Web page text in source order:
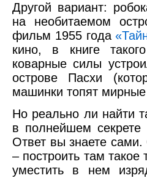
Другой вариант:
на необитаемом
фильм 1955 года
кино, в книге
коварные силы
острове Пасхи
машинки топят мирные
Но реально ли найти
в полнейшем секрете
Ответ вы знаете
– построить там
уместить в нем